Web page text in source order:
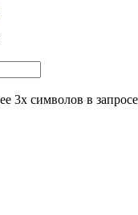
3х символов в запросе